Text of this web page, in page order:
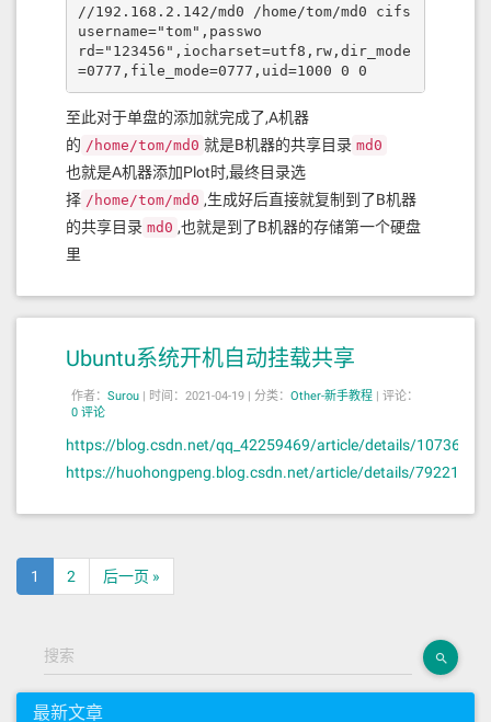
//192.168.2.142/md0 /home/tom/md0 cifs
username="tom",passwo
rd="123456",iocharset=utf8,rw,dir_mode
=0777,file_mode=0777,uid=1000 0 0
至此对于单盘的添加就完成了,A机器
的 /home/tom/md0 就是B机器的共享目录 md0
也就是A机器添加Plot时,最终目录选
择 /home/tom/md0 ,生成好后直接就复制到了B机器
的共享目录 md0 ,也就是到了B机器的存储第一个硬盘
里
Ubuntu系统开机自动挂载共享
作者： Surou | 时间：2021-04-19 | 分类： Other-新手教程 | 评论：
0 评论
https://blog.csdn.net/qq_42259469/article/details/
https://huohongpeng.blog.csdn.net/article/details/79221163
1 2 后一页 »
搜索
最新文章